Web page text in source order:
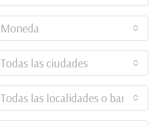
Moneda
Todas las ciudades
Todas las localidades o barrios